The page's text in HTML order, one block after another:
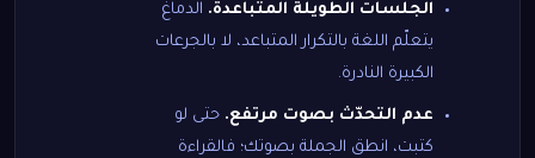
الجلسات الطويلة المتباعدة. الدماغ
يتعلّم اللغة بالتكرار المتباعد، لا بالجرعات
الكبيرة النادرة.
عدم التحدّث بصوت مرتفع. حتى لو
كتبت، انطق الجملة بصوتك؛ فالقراءة